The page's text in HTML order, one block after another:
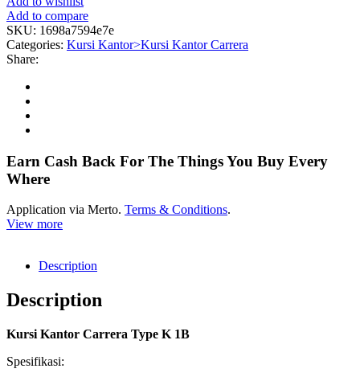
Add to compare
SKU: 1698a7594e7e
Categories: Kursi Kantor>Kursi Kantor Carrera
Share:
Earn Cash Back For The Things You Buy Every
Where
Application via Merto. Terms & Conditions.
View more
Description
Description
Kursi Kantor Carrera Type K 1B
Spesifikasi: